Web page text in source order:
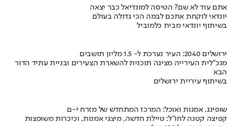
אתם עוד לא שם? הטיסה למונדיאל כבר יצאה
יונדאי לוקחת אתכם לבמה הכי גדולה בעולם
בשיתוף יונדאי מבית כלמוביל
ירושלים 2040: העיר נערכת ל- 1.5 מליון תושבים
מנכ"לית העירייה מציגה תוכנית להשארת הצעירים ובניית עתיד הדור
הבא
בשיתוף עיריית ירושלים
שופינג, אמנות ואוכל: המרכז המתחדש של מזרח י-ם
קפיצה קטנה לחו"ל: טיילת חדשה, מיצגי אמנות, וכיכרות משופצות